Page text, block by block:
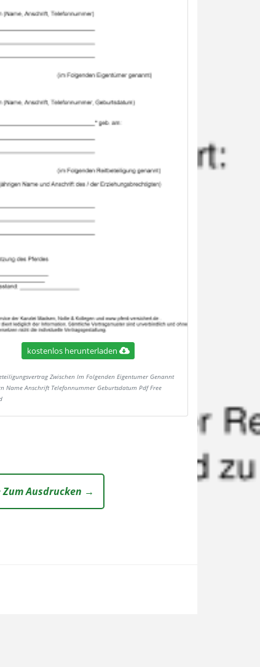
kostenlos herunterladen
Zwischen Im Folgenden Eigentumer Genannt
Name Anschrift Telefonnummer Geburtsdatum Pdf Free
Zum Ausdrucken →